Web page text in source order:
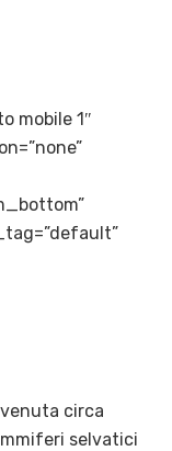
mobile 1″
circa
selvatici